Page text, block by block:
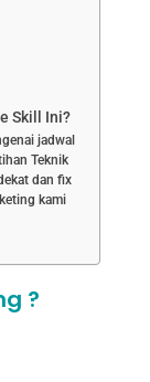
Skill Ini?
jadwal
Teknik
dan fix
kami
?